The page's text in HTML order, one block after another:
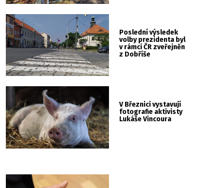
Poslední výsledek
volby prezidenta byl
v rámci ČR zveřejněn
z Dobříše
V Březnici vystavují
fotografie aktivisty
Lukáše Vincoura